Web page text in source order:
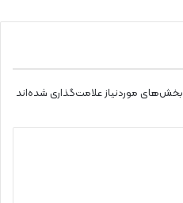
بخش‌های موردنیاز علامت‌گذاری شده‌اند